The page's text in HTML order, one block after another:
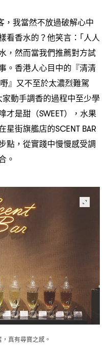
， 我當然不放過破解心中
看香水的 ？他笑言 ： ｢人人
， 然而當我們推薦對方試
。香港人心目中的『清清
嘢』又不至於太濃烈難駕
家動手調香的過程中至少學
才是甜 （SWEET）， 水果
星街旗艦店的SCENT BAR
點 ， 從實踐中慢慢感受調
。
， 真有尋寶之感。